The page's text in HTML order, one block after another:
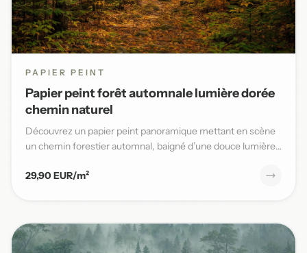
PAPIER PEINT
Papier peint forêt automnale lumière dorée
chemin naturel
Découvrez un papier peint panoramique mettant en scène
un chemin forestier automnal, baigné d’une douce lumière
29,90 EUR/m²